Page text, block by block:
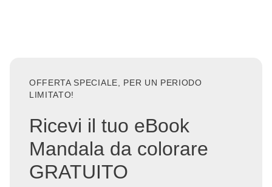
OFFERTA SPECIALE, PER UN PERIODO
LIMITATO!
Ricevi il tuo eBook
Mandala da colorare
GRATUITO